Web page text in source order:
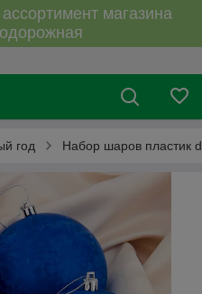
магазина
год Набор шаров пластик